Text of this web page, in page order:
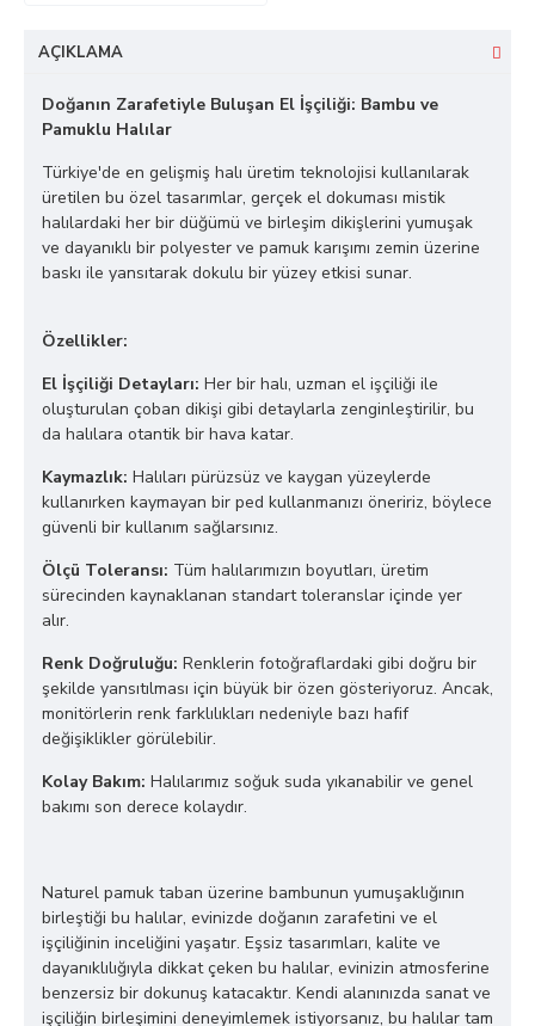
AÇIKLAMA
Doğanın Zarafetiyle Buluşan El İşçiliği: Bambu ve
Pamuklu Halılar
Türkiye'de en gelişmiş halı üretim teknolojisi kullanılarak
üretilen bu özel tasarımlar, gerçek el dokuması mistik
halılardaki her bir düğümü ve birleşim dikişlerini yumuşak
ve dayanıklı bir polyester ve pamuk karışımı zemin üzerine
baskı ile yansıtarak dokulu bir yüzey etkisi sunar.
Özellikler:
El İşçiliği Detayları: Her bir halı, uzman el işçiliği ile
oluşturulan çoban dikişi gibi detaylarla zenginleştirilir, bu
da halılara otantik bir hava katar.
Kaymazlık: Halıları pürüzsüz ve kaygan yüzeylerde
kullanırken kaymayan bir ped kullanmanızı öneririz, böylece
güvenli bir kullanım sağlarsınız.
Ölçü Toleransı: Tüm halılarımızın boyutları, üretim
sürecinden kaynaklanan standart toleranslar içinde yer
alır.
Renk Doğruluğu: Renklerin fotoğraflardaki gibi doğru bir
şekilde yansıtılması için büyük bir özen gösteriyoruz. Ancak,
monitörlerin renk farklılıkları nedeniyle bazı hafif
değişiklikler görülebilir.
Kolay Bakım: Halılarımız soğuk suda yıkanabilir ve genel
bakımı son derece kolaydır.
Naturel pamuk taban üzerine bambunun yumuşaklığının
birleştiği bu halılar, evinizde doğanın zarafetini ve el
işçiliğinin inceliğini yaşatır. Eşsiz tasarımları, kalite ve
dayanıklılığıyla dikkat çeken bu halılar, evinizin atmosferine
benzersiz bir dokunuş katacaktır. Kendi alanınızda sanat ve
işçiliğin birleşimini deneyimlemek istiyorsanız, bu halılar tam